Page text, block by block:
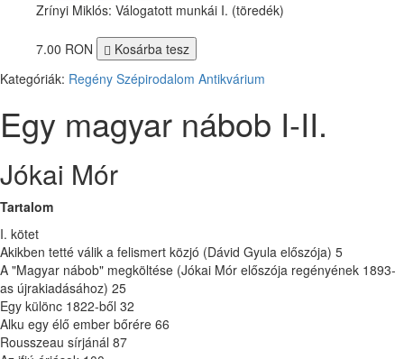
Zrínyi Miklós: Válogatott munkái I. (töredék)
7.00 RON
Kosárba tesz
Kategóriák: Regény Szépirodalom Antikvárium
Egy magyar nábob I-II.
Jókai Mór
Tartalom
I. kötet
Akikben tetté válik a felismert közjó (Dávid Gyula előszója) 5
A "Magyar nábob" megköltése (Jókai Mór előszója regényének 1893-
as újrakiadásához) 25
Egy különc 1822-ből 32
Alku egy élő ember bőrére 66
Rousszeau sírjánál 87